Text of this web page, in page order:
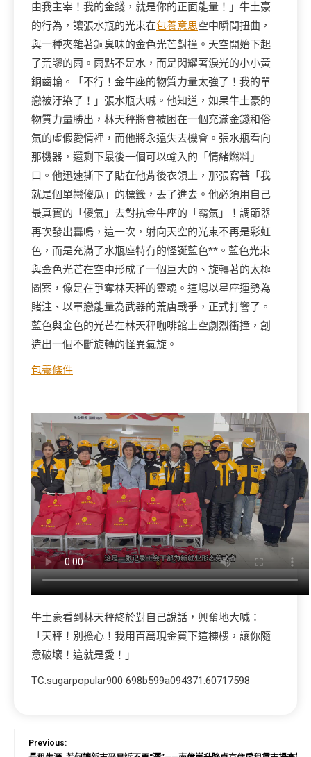
由我主宰！我的金錢，就是你的正面能量！」牛土豪
的行為，讓張水瓶的光束在包養意思空中瞬間扭曲，
與一種夾雜著銅臭味的金色光芒對撞。天空開始下起
了荒謬的雨。雨點不是水，而是閃耀著淚光的小小黃
銅齒輪。「不行！金牛座的物質力量太強了！我的單
戀被汙染了！」張水瓶大喊。他知道，如果牛土豪的
物質力量勝出，林天秤將會被困在一個充滿金錢和俗
氣的虛假愛情裡，而他將永遠失去機會。張水瓶看向
那機器，還剩下最後一個可以輸入的「情緒燃料」
口。他迅速撕下了貼在他背後衣領上，那張寫著「我
就是個單戀傻瓜」的標籤，丟了進去。他必須用自己
最真實的「傻氣」去對抗金牛座的「霸氣」！調節器
再次發出轟鳴，這一次，射向天空的光束不再是彩虹
色，而是充滿了水瓶座特有的怪誕藍色**。藍色光束
與金色光芒在空中形成了一個巨大的、旋轉著的太極
圖案，像是在爭奪林天秤的靈魂。這場以星座運勢為
賭注、以單戀能量為武器的荒唐戰爭，正式打響了。
藍色與金色的光芒在林天秤咖啡館上空劇烈衝撞，創
造出一個不斷旋轉的怪異氣旋。
包養條件
牛土豪看到林天秤終於對自己說話，興奮地大喊：
「天秤！別擔心！我用百萬現金買下這棟樓，讓你隨
意破壞！這就是愛！」
TC:sugarpopular900 698b599a094371.60717598
Previous: